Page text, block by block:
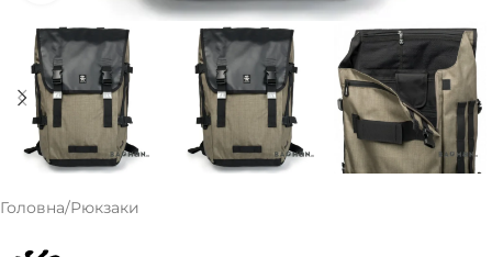
Головна/Рюкзаки